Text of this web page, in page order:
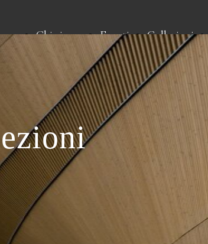
Chi siamo Eventi Collezioni